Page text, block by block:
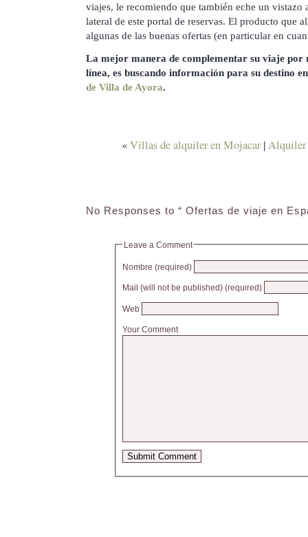
viajes, le recomiendo que también eche un vistazo
lateral de este portal de reservas. El producto que
algunas de las buenas ofertas (en particular en
La mejor manera de complementar su viaje por
línea, es buscando información para su destino
de Villa de Ayora.
«Villas de alquiler en Mojacar|Alquiler
No Responses to “ Ofertas de viaje en
Leave a Comment
Nombre (required)
Mail (will not be published) (required)
Web
Your Comment